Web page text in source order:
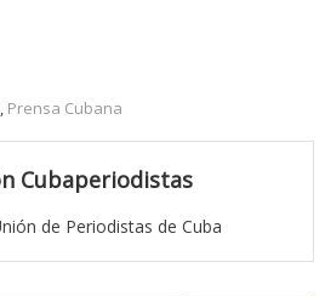
, Prensa Cubana
Cubaperiodistas
de Periodistas de Cuba